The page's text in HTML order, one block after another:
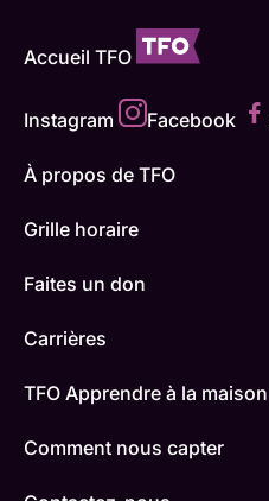
Accueil TFO
Instagram Facebook
À propos de TFO
Grille horaire
Faites un don
Carrières
TFO Apprendre à la maison
Comment nous capter